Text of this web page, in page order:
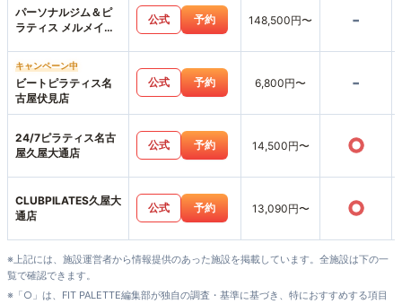
パーソナルジム＆ピ
ラティス メルメイク
公式 予約 148,500円〜 -
キャンペーン中
ビートピラティス名
古屋伏見店
公式 予約 6,800円〜 -
24/7ピラティス名古
屋久屋大通店
公式 予約 14,500円〜 ○
CLUBPILATES久屋大
通店
公式 予約 13,090円〜 ○
※上記には、施設運営者から情報提供のあった施設を掲載しています。全施設は下の一
覧で確認できます。
※「○」は、FIT PALETTE編集部が独自の調査・基準に基づき、特におすすめする項目